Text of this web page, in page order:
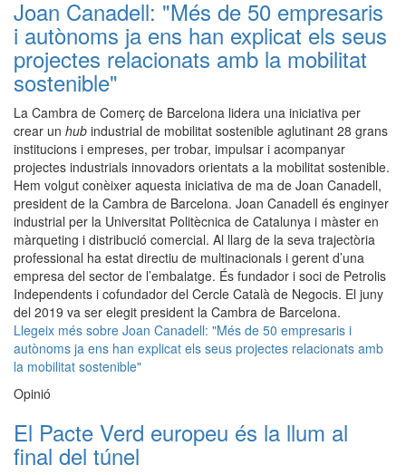
Joan Canadell: "Més de 50 empresaris
i autònoms ja ens han explicat els seus
projectes relacionats amb la mobilitat
sostenible"
La Cambra de Comerç de Barcelona lidera una iniciativa per
crear un hub industrial de mobilitat sostenible aglutinant 28 grans
institucions i empreses, per trobar, impulsar i acompanyar
projectes industrials innovadors orientats a la mobilitat sostenible.
Hem volgut conèixer aquesta iniciativa de ma de Joan Canadell,
president de la Cambra de Barcelona. Joan Canadell és enginyer
industrial per la Universitat Politècnica de Catalunya i màster en
màrqueting i distribució comercial. Al llarg de la seva trajectòria
professional ha estat directiu de multinacionals i gerent d’una
empresa del sector de l’embalatge. És fundador i soci de Petrolis
Independents i cofundador del Cercle Català de Negocis. El juny
del 2019 va ser elegit president la Cambra de Barcelona.
Llegeix més sobre Joan Canadell: "Més de 50 empresaris i
autònoms ja ens han explicat els seus projectes relacionats amb
la mobilitat sostenible"
Opinió
El Pacte Verd europeu és la llum al
final del túnel